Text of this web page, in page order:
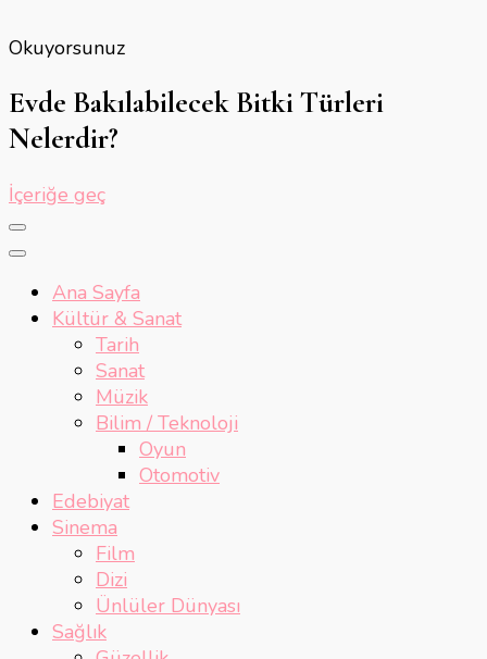
Okuyorsunuz
Evde Bakılabilecek Bitki Türleri
Nelerdir?
İçeriğe geç
Ana Sayfa
Kültür & Sanat
Tarih
Sanat
Müzik
Bilim / Teknoloji
Oyun
Otomotiv
Edebiyat
Sinema
Film
Dizi
Ünlüler Dünyası
Sağlık